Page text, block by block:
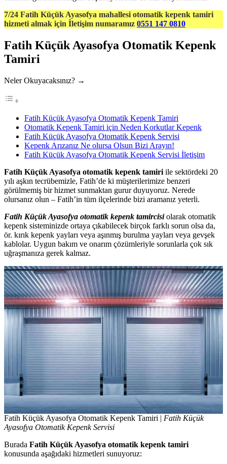
7/24 Fatih Küçük Ayasofya mahallesi otomatik kepenk tamiri
hizmeti almak için İletişim numaramız 0551 147 0810
Fatih Küçük Ayasofya Otomatik Kepenk
Tamiri
Neler Okuyacaksınız? →
Fatih Küçük Ayasofya Otomatik Kepenk Tamiri
Otomatik Kepenk Tamiri için Neden Korkutlar Kepenk
Fatih Küçük Ayasofya Otomatik Kepenk Servisi
Kepenk Arızanız Ne olursa Olsun Bizi Arayın!
Fatih Küçük Ayasofya Otomatik Kepenk Servisi İletişim
Fatih Küçük Ayasofya otomatik kepenk tamiri ile sektördeki 20
yılı aşkın tecrübemizle, Fatih’de ki müşterilerimize benzeri
görülmemiş bir hizmet sunmaktan gurur duyuyoruz. Nerede
olursanız olun – Fatih’in tüm ilçelerinde bizi aramanız yeterli.
Fatih Küçük Ayasofya otomatik kepenk tamircisiolarak otomatik
kepenk sisteminizde ortaya çıkabilecek birçok farklı sorun olsa da,
ör. kırık kepenk yayları veya aşınmış burulma yayları veya gevşek
kablolar. Uygun bakım ve onarım çözümleriyle sorunlarla çok sık
uğraşmanıza gerek kalmaz.
Fatih Küçük Ayasofya Otomatik Kepenk Tamiri | Fatih Küçük
Ayasofya Otomatik Kepenk Servisi
Burada Fatih Küçük Ayasofya otomatik kepenk tamiri
konusunda aşağıdaki hizmetleri sunuyoruz: